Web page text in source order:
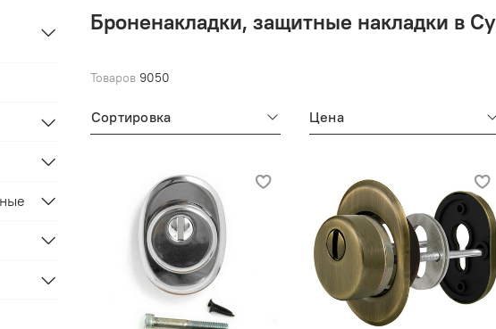
Броненакладки, защитные накладки в
Товаров 9050
Сортировка Цена